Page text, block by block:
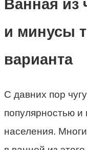
Ванная из
и минусы
варианта
С давних пор
популярностью
населения.